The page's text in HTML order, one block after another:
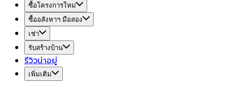
ซื้อโครงการใหม่
ซื้ออสังหาฯ มือสอง
เช่า
รับสร้างบ้าน
รีวิวน่าอยู่
เพิ่มเติม